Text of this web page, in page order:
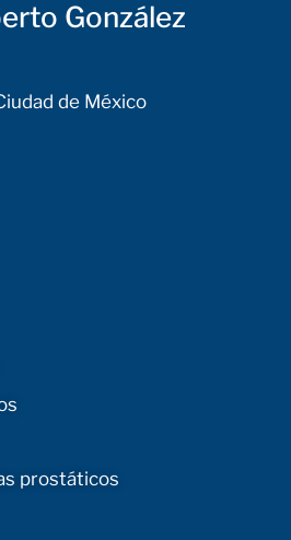
González
de México
prostáticos